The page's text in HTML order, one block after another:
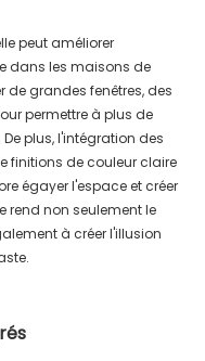
peut améliorer
dans les maisons de
de grandes fenêtres, des
permettre à plus de
plus, l'intégration des
finitions de couleur claire
égayer l'espace et créer
rend non seulement le
à créer l'illusion